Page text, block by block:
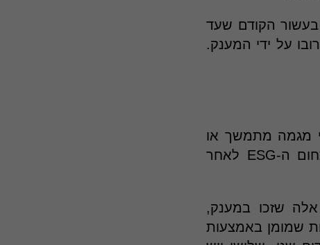
המדווחות, מממוצע של כ-25 חברות בעשור הקודם שעד
להיות מוסבר ברובו על ידי המענק.
מגמה מתמשך או
שהחברות שזכו במענק ובעקבותיו פרסמו דוח ישובו לאלמוניותן בתחום ה-ESG לאחר
2024 היו 16 חברות מבין אלה שזכו במענק,
שמומן באמצעות